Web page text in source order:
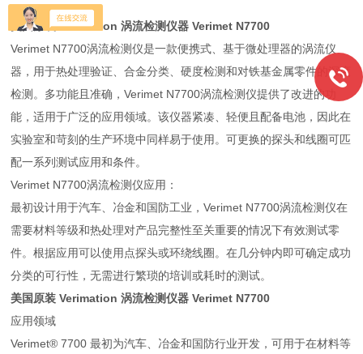
美国原装 Verimation 涡流检测仪器 Verimet N7700
Verimet N7700涡流检测仪是一款便携式、基于微处理器的涡流仪
器，用于热处理验证、合金分类、硬度检测和对铁基金属零件的深度
检测。多功能且准确，Verimet N7700涡流检测仪提供了改进的功
能，适用于广泛的应用领域。该仪器紧凑、轻便且配备电池，因此在
实验室和苛刻的生产环境中同样易于使用。可更换的探头和线圈可匹
配一系列测试应用和条件。
Verimet N7700涡流检测仪应用：
最初设计用于汽车、冶金和国防工业，Verimet N7700涡流检测仪在
需要材料等级和热处理对产品完整性至关重要的情况下有效测试零
件。根据应用可以使用点探头或环绕线圈。在几分钟内即可确定成功
分类的可行性，无需进行繁琐的培训或耗时的测试。
美国原装 Verimation 涡流检测仪器 Verimet N7700
应用领域
Verimet® 7700 最初为汽车、冶金和国防行业开发，可用于在材料等